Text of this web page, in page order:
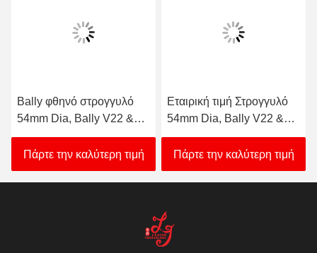
Bally φθηνό στρογγυλό
54mm Dia, Bally V22 &
V32 (SP-RND-Bally) Bally
κουμπί για πώληση
Πάρτε την καλύτερη τιμή
Εταιρική τιμή Στρογγυλό
54mm Dia, Bally V22 &
V32 (SP-RND-Bally) Bally
Button προς πώληση
Πάρτε την καλύτερη τιμή